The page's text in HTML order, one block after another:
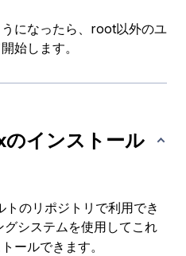
になったら、root以外のユ
始します。
インストール
のリポジトリで利用でき
グシステムを使用してこれ
ールできます。